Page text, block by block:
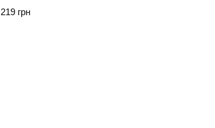
219 грн